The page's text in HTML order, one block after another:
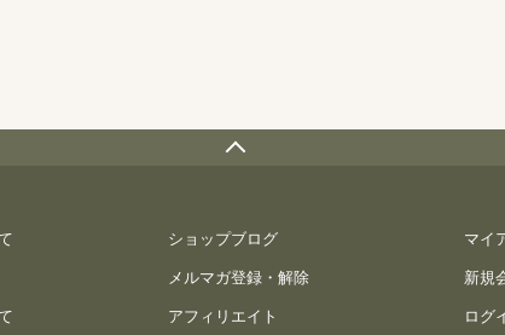
ショップブログ
メルマガ登録・解除
アフィリエイト
マイ
新規
ログ